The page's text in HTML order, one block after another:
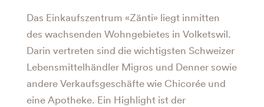
Das Einkaufszentrum «Zänti» liegt inmitten
des wachsenden Wohngebietes in Volketswil.
Darin vertreten sind die wichtigsten Schweizer
Lebensmittelhändler Migros und Denner sowie
andere Verkaufsgeschäfte wie Chicorée und
eine Apotheke. Ein Highlight ist der